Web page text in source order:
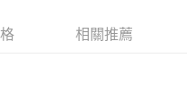
相關推薦